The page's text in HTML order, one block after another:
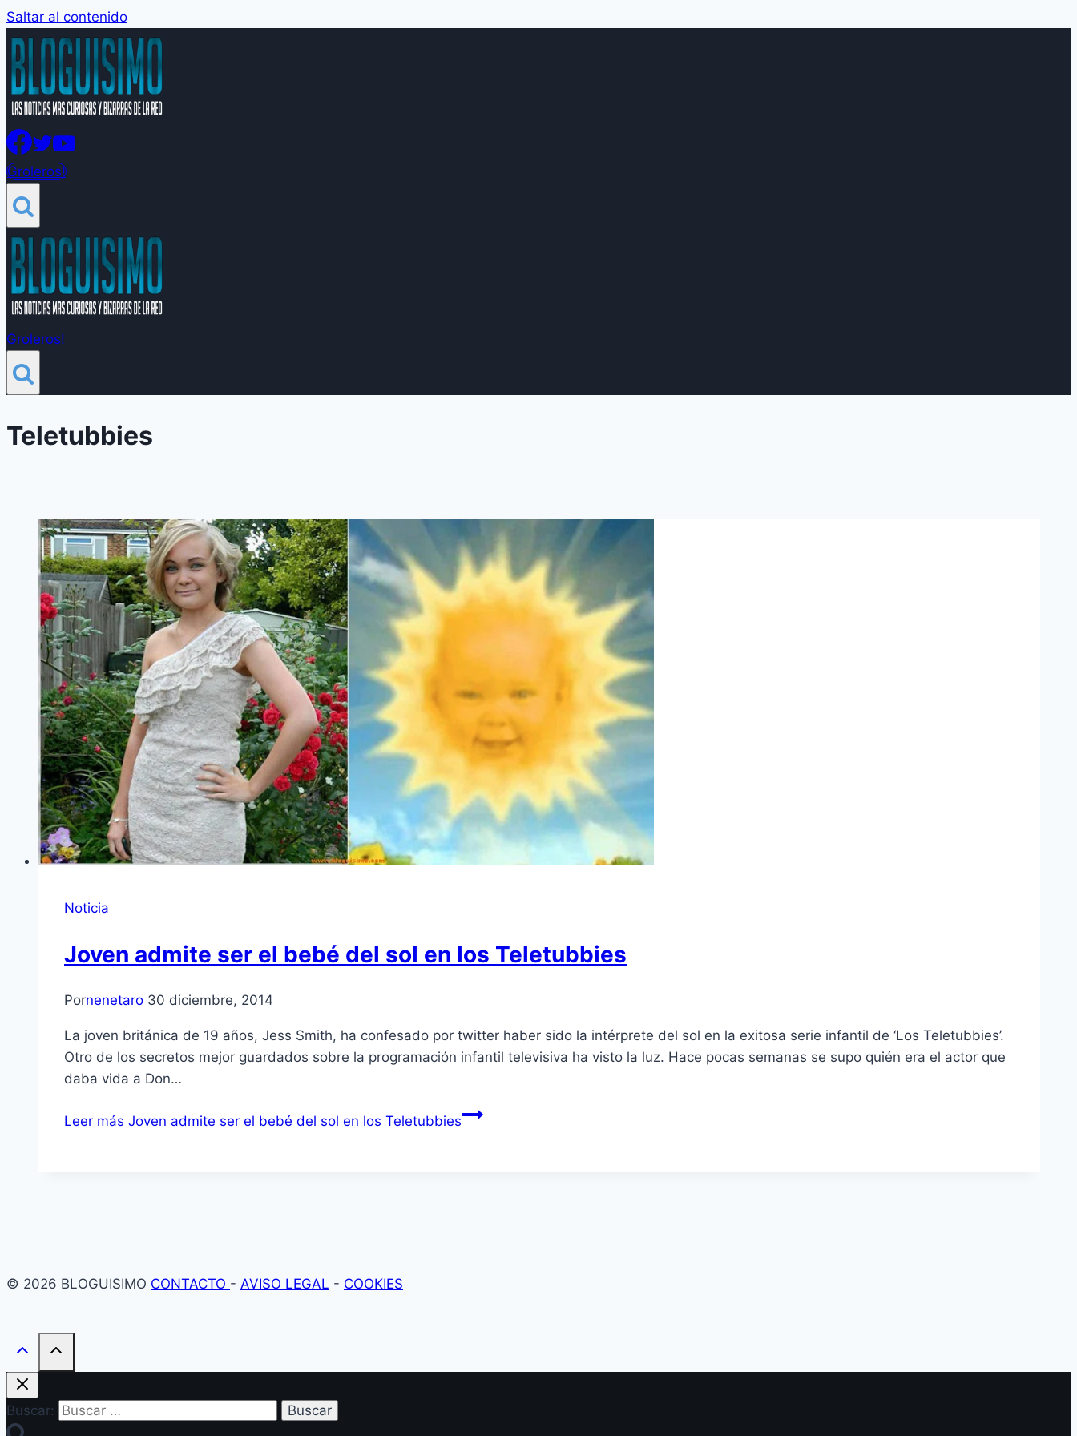
Saltar al contenido
Groleros!
Groleros!
Teletubbies
Noticia
Joven admite ser el bebé del sol en los Teletubbies
Pornenetaro 30 diciembre, 2014
La joven británica de 19 años, Jess Smith, ha confesado por twitter haber sido la intérprete del sol en la exitosa serie infantil de ‘Los Teletubbies’.
Otro de los secretos mejor guardados sobre la programación infantil televisiva ha visto la luz. Hace pocas semanas se supo quién era el actor que
daba vida a Don…
Leer más Joven admite ser el bebé del sol en los Teletubbies
© 2026 BLOGUISIMO CONTACTO - AVISO LEGAL - COOKIES
Buscar: